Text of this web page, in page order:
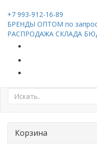
+7 993-912-16-89
БРЕНДЫ ОПТОМ по
РАСПРОДАЖА СКЛАДА
Корзина